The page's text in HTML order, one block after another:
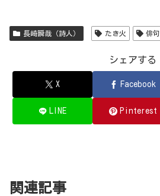
長崎瞬哉（詩人） たき火 俳句
シェアする
X Facebook
LINE Pinterest
関連記事